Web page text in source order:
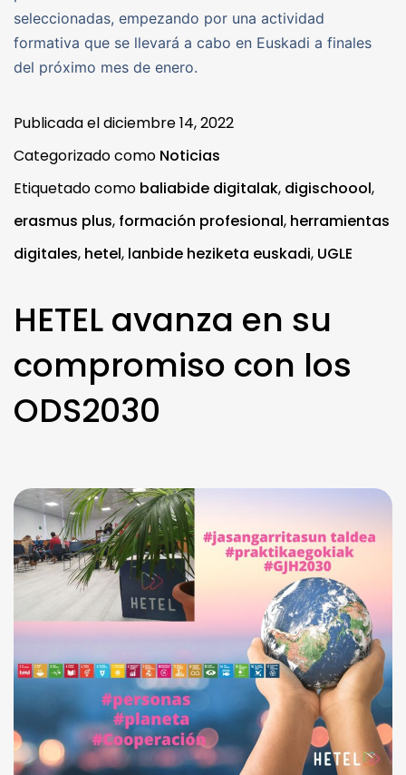
seleccionadas, empezando por una actividad
formativa que se llevará a cabo en Euskadi a finales
del próximo mes de enero.
Publicada eldiciembre 14, 2022
Categorizado como Noticias
Etiquetado como baliabide digitalak, digischoool,
erasmus plus, formación profesional, herramientas
digitales, hetel, lanbide heziketa euskadi, UGLE
HETEL avanza en su
compromiso con los
ODS2030